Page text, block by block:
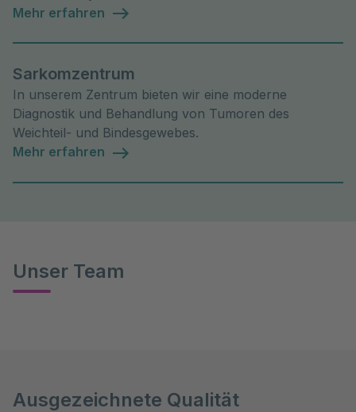
Mehr erfahren
Sarkomzentrum
In unserem Zentrum bieten wir eine moderne
Diagnostik und Behandlung von Tumoren des
Weichteil- und Bindesgewebes.
Mehr erfahren
Unser Team
Ausgezeichnete Qualität